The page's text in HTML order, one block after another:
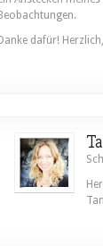
Beobachtungen.
Danke dafür!